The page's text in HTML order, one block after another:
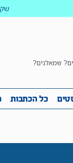
שמאלנים?
כל הכתבות
שקיפות